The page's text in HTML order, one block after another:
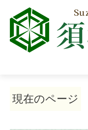
現在のページ